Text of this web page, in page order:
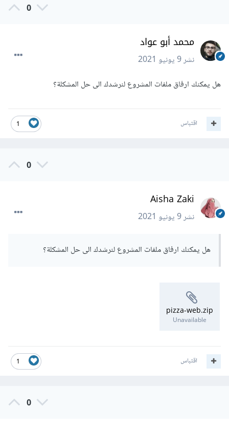
0
محمد أبو عواد
نشر9 يونيو 2021
هل يمكنك ارفاق ملفات المشروع لنرشدك الى حل المشكلة؟
1 اقتباس
0
Aisha Zaki
نشر9 يونيو 2021
هل يمكنك ارفاق ملفات المشروع لنرشدك الى حل المشكلة؟
pizza-web.zip
Unavailable
1 اقتباس
0